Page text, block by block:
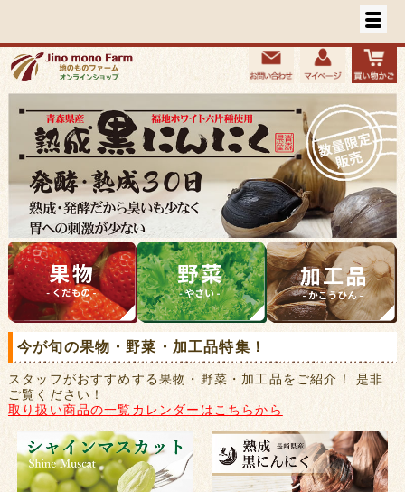
今が旬の果物・野菜・加工品特集！
スタッフがおすすめする果物・野菜・加工品をご紹介！ 是非
ご覧ください！
取り扱い商品の一覧カレンダーはこちらから